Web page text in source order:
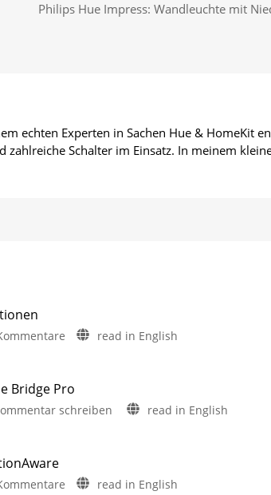
Philips Hue Impress: Wandleuchte mit
echten Experten in Sachen Hue & HomeKit
Schalter im Einsatz. In meinem
zu
5.72:
ohne
rund
read in English
Bridge Pro
schreiben
zu
read in English
zu
read in English